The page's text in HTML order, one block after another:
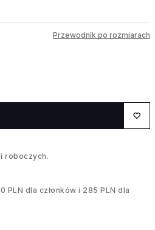
Przewodnik po rozmiarach
roboczych.
PLN dla członków i 285 PLN dla